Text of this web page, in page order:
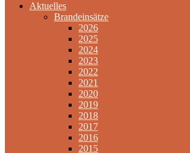
Aktuelles
Brandeinsätze
2026
2025
2024
2023
2022
2021
2020
2019
2018
2017
2016
2015